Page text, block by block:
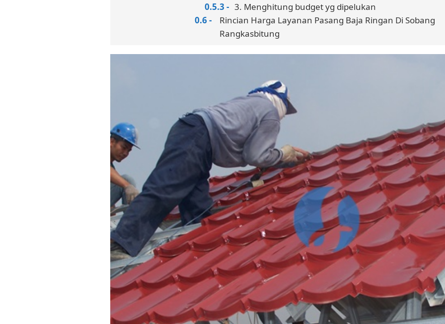
3. Menghitung budget yg dipelukan
Rincian Harga Layanan Pasang Baja Ringan Di Sobang
Rangkasbitung